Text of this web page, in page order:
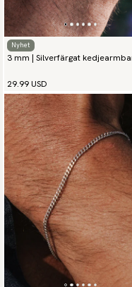
Nyhet
3 mm | Silverfärgat
29.99 USD